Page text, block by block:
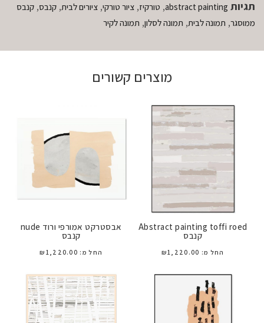
תגיות abstract painting
, טורקיז, ציור טורקי, ציורים לבית, קנבס, קנבס
ממוסגר, תמונה לבית, תמונה לסלון, תמונה לקיר
מוצרים קשורים
Abstract painting toffi roed
קנבס
החל מ: ₪1,220.00
אבסטרקט אמורפי ורוד nude
קנבס
החל מ: ₪ 1,220.00